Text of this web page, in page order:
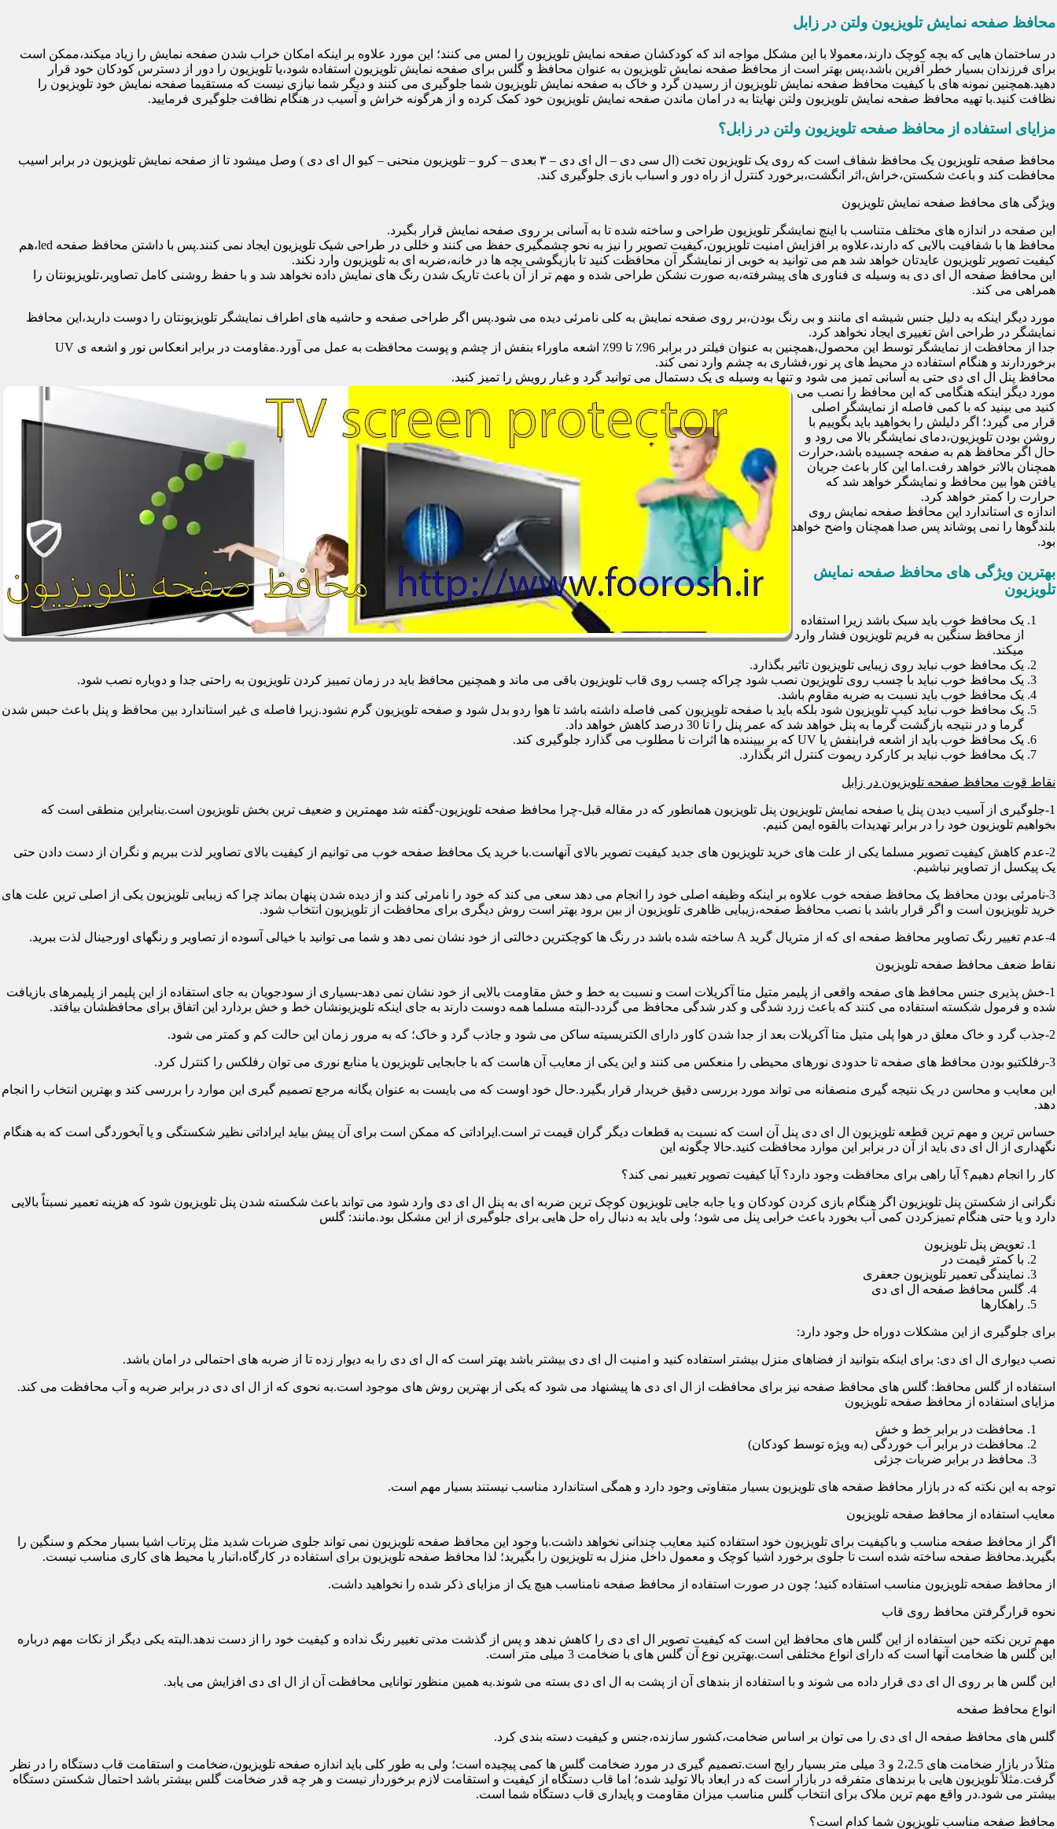
محافظ صفحه نمایش تلویزیون ولتن در زابل
در ساختمان هایی که بچه کوچک دارند،معمولا با این مشکل مواجه اند که کودکشان صفحه نمایش تلویزیون را لمس می کنند؛ این مورد علاوه بر اینکه امکان خراب شدن صفحه نمایش را زیاد میکند،ممکن است
برای فرزندان بسیار خطر آفرین باشد،پس بهتر است از محافظ صفحه نمایش تلویزیون به عنوان محافظ و گلس برای صفحه نمایش تلویزیون استفاده شود،یا تلویزیون را دور از دسترس کودکان خود قرار
دهید.همچنین نمونه های با کیفیت محافظ صفحه نمایش تلویزیون از رسیدن گرد و خاک به صفحه نمایش تلویزیون شما جلوگیری می کنند و دیگر شما نیازی نیست که مستقیما صفحه نمایش خود تلویزیون را
نظافت کنید.با تهیه محافظ صفحه نمایش تلویزیون ولتن نهایتا به در امان ماندن صفحه نمایش تلویزیون خود کمک کرده و از هرگونه خراش و آسیب در هنگام نظافت جلوگیری فرمایید.
مزایای استفاده از محافظ صفحه تلویزیون ولتن در زابل؟
محافظ صفحه تلویزیون یک محافظ شفاف است که روی یک تلویزیون تخت (ال سی دی – ال ای دی – ۳ بعدی – کرو – تلویزیون منحنی – کیو ال ای دی ) وصل میشود تا از صفحه نمایش تلویزیون در برابر اسیب
محافظت کند و باعث شکستن،خراش،اثر انگشت،برخورد کنترل از راه دور و اسباب بازی جلوگیری کند.
ویژگی های محافظ صفحه نمایش تلویزیون
این صفحه در اندازه های مختلف متناسب با اینچ نمایشگر تلویزیون طراحی و ساخته شده تا به آسانی بر روی صفحه نمایش قرار بگیرد.
محافظ ها با شفافیت بالایی که دارند،علاوه بر افزایش امنیت تلویزیون،کیفیت تصویر را نیز به نحو چشمگیری حفظ می کنند و خللی در طراحی شیک تلویزیون ایجاد نمی کنند.پس با داشتن محافظ صفحه led،هم
کیفیت تصویر تلویزیون عایدتان خواهد شد هم می توانید به خوبی از نمایشگر آن محافظت کنید تا بازیگوشی بچه ها در خانه،ضربه ای به تلویزیون وارد نکند.
این محافظ صفحه ال ای دی به وسیله ی فناوری های پیشرفته،به صورت نشکن طراحی شده و مهم تر از آن باعث تاریک شدن رنگ های نمایش داده نخواهد شد و با حفظ روشنی کامل تصاویر،تلویزیونتان را
همراهی می کند.
مورد دیگر اینکه به دلیل جنس شیشه ای مانند و بی رنگ بودن،بر روی صفحه نمایش به کلی نامرئی دیده می شود.پس اگر طراحی صفحه و حاشیه های اطراف نمایشگر تلویزیونتان را دوست دارید،این محافظ
نمایشگر در طراحی اش تغییری ایجاد نخواهد کرد.
جدا از محافظت از نمایشگر توسط این محصول،همچنین به عنوان فیلتر در برابر 96٪ تا 99٪ اشعه ماوراء بنفش از چشم و پوست محافظت به عمل می آورد.مقاومت در برابر انعکاس نور و اشعه ی UV
برخوردارند و هنگام استفاده در محیط های پر نور،فشاری به چشم وارد نمی کند.
محافظ پنل ال ای دی حتی به آسانی تمیز می شود و تنها به وسیله ی یک دستمال می توانید گرد و غبار رویش را تمیز کنید.
مورد دیگر اینکه هنگامی که این محافظ را نصب می
کنید می بینید که با کمی فاصله از نمایشگر اصلی
قرار می گیرد؛ اگر دلیلش را بخواهید باید بگوییم با
روشن بودن تلویزیون،دمای نمایشگر بالا می رود و
حال اگر محافظ هم به صفحه چسبیده باشد،حرارت
همچنان بالاتر خواهد رفت.اما این کار باعث جریان
یافتن هوا بین محافظ و نمایشگر خواهد شد که
حرارت را کمتر خواهد کرد.
اندازه ی استاندارد این محافظ صفحه نمایش روی
بلندگوها را نمی پوشاند پس صدا همچنان واضح خواهد
بود.
بهترین ویژگی های محافظ صفحه نمایش
تلویزیون
یک محافظ خوب باید سبک باشد زیرا استفاده
از محافظ سنگین به فریم تلویزیون فشار وارد
میکند.
یک محافظ خوب نباید روی زیبایی تلویزیون تاثیر بگذارد.
یک محافظ خوب نباید با چسب روی تلویزیون نصب شود چراکه چسب روی قاب تلویزیون باقی می ماند و همچنین محافظ باید در زمان تمییز کردن تلویزیون به راحتی جدا و دوباره نصب شود.
یک محافظ خوب باید نسبت به ضربه مقاوم باشد.
یک محافظ خوب نباید کیپ تلویزیون شود بلکه باید با صفحه تلویزیون کمی فاصله داشته باشد تا هوا ردو بدل شود و صفحه تلویزیون گرم نشود.زیرا فاصله ی غیر استاندارد بین محافظ و پنل باعث حبس شدن
گرما و در نتیجه بازگشت گرما به پنل خواهد شد که عمر پنل را تا 30 درصد کاهش خواهد داد.
یک محافظ خوب باید از اشعه فرابنفش یا UV که بر بییننده ها اثرات نا مطلوب می گذارد جلوگیری کند.
یک محافظ خوب نباید بر کارکرد ریموت کنترل اثر بگذارد.
نقاط قوت محافظ صفحه تلویزیون در زابل
1-جلوگیری از آسیب دیدن پنل یا صفحه نمایش تلویزیون پنل تلویزیون همانطور که در مقاله قبل-چرا محافظ صفحه تلویزیون-گفته شد مهمترین و ضعیف ترین بخش تلویزیون است.بنابراین منطقی است که
بخواهیم تلویزیون خود را در برابر تهدیدات بالقوه ایمن کنیم.
2-عدم کاهش کیفیت تصویر مسلما یکی از علت های خرید تلویزیون های جدید کیفیت تصویر بالای آنهاست.با خرید یک محافظ صفحه خوب می توانیم از کیفیت بالای تصاویر لذت ببریم و نگران از دست دادن حتی
یک پیکسل از تصاویر نباشیم.
3-نامرئی بودن محافظ یک محافظ صفحه خوب علاوه بر اینکه وظیفه اصلی خود را انجام می دهد سعی می کند که خود را نامرئی کند و از دیده شدن پنهان بماند چرا که زیبایی تلویزیون یکی از اصلی ترین علت های
خرید تلویزیون است و اگر قرار باشد با نصب محافظ صفحه،زیبایی ظاهری تلویزیون از بین برود بهتر است روش دیگری برای محافظت از تلویزیون انتخاب شود.
4-عدم تغییر رنگ تصاویر محافظ صفحه ای که از متریال گرید A ساخته شده باشد در رنگ ها کوچکترین دخالتی از خود نشان نمی دهد و شما می توانید با خیالی آسوده از تصاویر و رنگهای اورجینال لذت ببرید.
نقاط ضعف محافظ صفحه تلویزیون
1-خش پذیری جنس محافظ های صفحه واقعی از پلیمر متیل متا آکریلات است و نسبت به خط و خش مقاومت بالایی از خود نشان نمی دهد-بسیاری از سودجویان به جای استفاده از این پلیمر از پلیمرهای بازیافت
شده و فرمول شکسته استفاده می کنند که باعث زرد شدگی و کدر شدگی محافظ می گردد-البته مسلما همه دوست دارند به جای اینکه تلویزیونشان خط و خش بردارد این اتفاق برای محافظشان بیافتد.
2-جذب گرد و خاک معلق در هوا پلی متیل متا آکریلات بعد از جدا شدن کاور دارای الکتریسیته ساکن می شود و جاذب گرد و خاک؛ که به مرور زمان این حالت کم و کمتر می شود.
3-رفلکتیو بودن محافظ های صفحه تا حدودی نورهای محیطی را منعکس می کنند و این یکی از معایب آن هاست که با جابجایی تلویزیون یا منابع نوری می توان رفلکس را کنترل کرد.
این معایب و محاسن در یک نتیجه گیری منصفانه می تواند مورد بررسی دقیق خریدار قرار بگیرد.حال خود اوست که می بایست به عنوان یگانه مرجع تصمیم گیری این موارد را بررسی کند و بهترین انتخاب را انجام
دهد.
حساس ترین و مهم ترین قطعه تلویزیون ال ای دی پنل آن است که نسبت به قطعات دیگر گران قیمت تر است.ایراداتی که ممکن است برای آن پیش بیاید ایراداتی نظیر شکستگی و یا آبخوردگی است که به هنگام
نگهداری از ال ای دی باید از آن در برابر این موارد محافظت کنید.حالا چگونه این
کار را انجام دهیم؟ آیا راهی برای محافظت وجود دارد؟ آیا کیفیت تصویر تغییر نمی کند؟
نگرانی از شکستن پنل تلویزیون اگر هنگام بازی کردن کودکان و یا جابه جایی تلویزیون کوچک ترین ضربه ای به پنل ال ای دی وارد شود می تواند باعث شکسته شدن پنل تلویزیون شود که هزینه تعمیر نسبتاً بالایی
دارد و یا حتی هنگام تمیزکردن کمی آب بخورد باعث خرابی پنل می شود؛ ولی باید به دنبال راه حل هایی برای جلوگیری از این مشکل بود.مانند: گلس
تعویض پنل تلویزیون
با کمتر قیمت در
نمایندگی تعمیر تلویزیون جعفری
گلس محافظ صفحه ال ای دی
راهکارها
برای جلوگیری از این مشکلات دوراه حل وجود دارد:
نصب دیواری ال ای دی: برای اینکه بتوانید از فضاهای منزل بیشتر استفاده کنید و امنیت ال ای دی بیشتر باشد بهتر است که ال ای دی را به دیوار زده تا از ضربه های احتمالی در امان باشد.
استفاده از گلس محافظ: گلس های محافظ صفحه نیز برای محافظت از ال ای دی ها پیشنهاد می شود که یکی از بهترین روش های موجود است.به نحوی که از ال ای دی در برابر ضربه و آب محافظت می کند.
مزایای استفاده از محافظ صفحه تلویزیون
محافظت در برابر خط و خش
محافظت در برابر آب خوردگی (به ویژه توسط کودکان)
محافظ در برابر ضربات جزئی
توجه به این نکته که در بازار محافظ صفحه های تلویزیون بسیار متفاوتی وجود دارد و همگی استاندارد مناسب نیستند بسیار مهم است.
معایب استفاده از محافظ صفحه تلویزیون
اگر از محافظ صفحه مناسب و باکیفیت برای تلویزیون خود استفاده کنید معایب چندانی نخواهد داشت.با وجود این محافظ صفحه تلویزیون نمی تواند جلوی ضربات شدید مثل پرتاب اشیا بسیار محکم و سنگین را
بگیرید.محافظ صفحه ساخته شده است تا جلوی برخورد اشیا کوچک و معمول داخل منزل به تلویزیون را بگیرید؛ لذا محافظ صفحه تلویزیون برای استفاده در کارگاه،انبار یا محیط های کاری مناسب نیست.
از محافظ صفحه تلویزیون مناسب استفاده کنید؛ چون در صورت استفاده از محافظ صفحه نامناسب هیچ یک از مزایای ذکر شده را نخواهید داشت.
نحوه قرارگرفتن محافظ روی قاب
مهم ترین نکته حین استفاده از این گلس های محافظ این است که کیفیت تصویر ال ای دی را کاهش ندهد و پس از گذشت مدتی تغییر رنگ نداده و کیفیت خود را از دست ندهد.البته یکی دیگر از نکات مهم درباره
این گلس ها ضخامت آنها است که دارای انواع مختلفی است.بهترین نوع آن گلس های با ضخامت 3 میلی متر است.
این گلس ها بر روی ال ای دی قرار داده می شوند و با استفاده از بندهای آن از پشت به ال ای دی بسته می شوند.به همین منظور توانایی محافظت آن از ال ای دی افزایش می یابد.
انواع محافظ صفحه
گلس های محافظ صفحه ال ای دی را می توان بر اساس ضخامت،کشور سازنده،جنس و کیفیت دسته بندی کرد.
مثلاً در بازار ضخامت های 2،2.5 و 3 میلی متر بسیار رایج است.تصمیم گیری در مورد ضخامت گلس ها کمی پیچیده است؛ ولی به طور کلی باید اندازه صفحه تلویزیون،ضخامت و استقامت قاب دستگاه را در نظر
گرفت.مثلاً تلویزیون هایی با برندهای متفرقه در بازار است که در ابعاد بالا تولید شده؛ اما قاب دستگاه از کیفیت و استقامت لازم برخوردار نیست و هر چه قدر ضخامت گلس بیشتر باشد احتمال شکستن دستگاه
بیشتر می شود.در واقع مهم ترین ملاک برای انتخاب گلس مناسب میزان مقاومت و پایداری قاب دستگاه شما است.
محافظ صفحه مناسب تلویزیون شما کدام است؟